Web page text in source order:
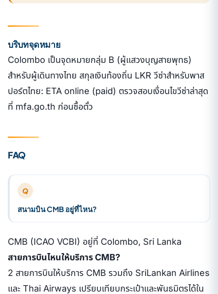
บริบทจุดหมาย
Colombo เป็นจุดหมายกลุ่ม B (ผู้แสวงบุญสายพุทธ)
สำหรับผู้เดินทางไทย สกุลเงินท้องถิ่น LKR วีซ่าสำหรับพาส
ปอร์ตไทย: ETA online (paid) ตรวจสอบเงื่อนไขวีซ่าล่าสุด
ที่ mfa.go.th ก่อนซื้อตั๋ว
FAQ
Q
สนามบิน CMB อยู่ที่ไหน?
CMB (ICAO VCBI) อยู่ที่ Colombo, Sri Lanka
สายการบินไหนให้บริการ CMB?
2 สายการบินให้บริการ CMB รวมถึง SriLankan Airlines
และ Thai Airways เปรียบเทียบกระเป๋าและพันธมิตรได้ใน